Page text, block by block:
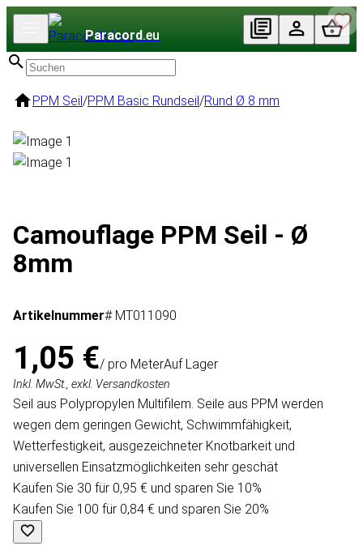
Paracord.eu
PPM Seil/PPM Basic Rundseil/Rund Ø 8 mm
Camouflage PPM Seil - Ø
8mm
Artikelnummer# MT011090
1,05 €/ pro MeterAuf Lager
Inkl. MwSt., exkl. Versandkosten
Seil aus Polypropylen Multifilem. Seile aus PPM werden
wegen dem geringen Gewicht, Schwimmfähigkeit,
Wetterfestigkeit, ausgezeichneter Knotbarkeit und
universellen Einsatzmöglichkeiten sehr geschät
Kaufen Sie 30 für 0,95 € und sparen Sie 10%
Kaufen Sie 100 für 0,84 € und sparen Sie 20%